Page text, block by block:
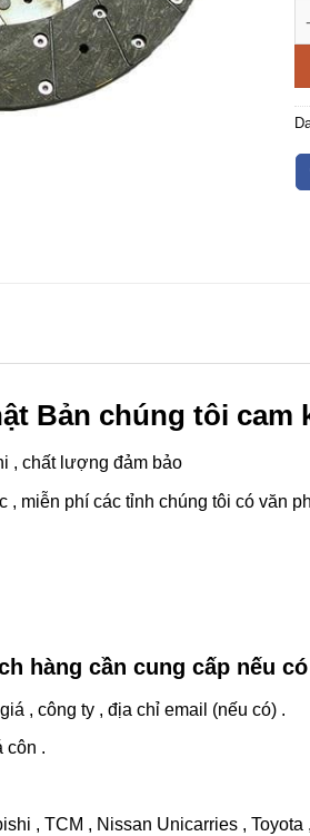
Bản chúng tôi cam
, chất lượng đảm bảo
, miễn phí các tỉnh chúng tôi có văn
hàng cần cung cấp nếu
, công ty , địa chỉ email (nếu có) .
côn .
, TCM , Nissan Unicarries , Toyota